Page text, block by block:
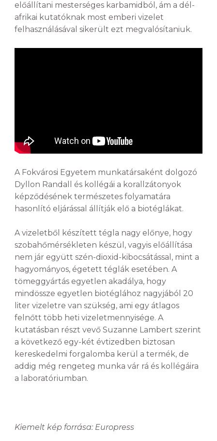
előállítani mesterséges karbamidból, ám a dél-
afrikai kutatóknak most emberi vizelet
felhasználásával sikerült ezt megvalósítaniuk.
A Fokvárosi Egyetem munkatársaként dolgozó
Dyllon Randall és kollégái a korallzátonyok
képződésének természetes folyamatára
hasonlító eljárással állítják elő a biotéglákat.
A vizeletből készített tégla nagy előnye, hogy
szobahőmérsékleten készül, vagyis előállítása
nem jár együtt szén-dioxid-kibocsátással, mint a
hagyományos, égetett téglák esetében. A
tömeggyártás egyetlen akadálya, hogy
mindössze egyetlen biotéglához nagyjából 20
liter vizeletre van szükség, ami egy átlagos
felnőtt több heti vizeletmennyisége. A
kutatásban részt vevő Suzanne Lambert szerint
a következő egy-két évtizedben biztosan
kereskedelmi forgalomba kerül a termék, de
addig még rengeteg munka vár rá és kollégáira
a laboratóriumban.
Kiemelt kép forrása: Europress